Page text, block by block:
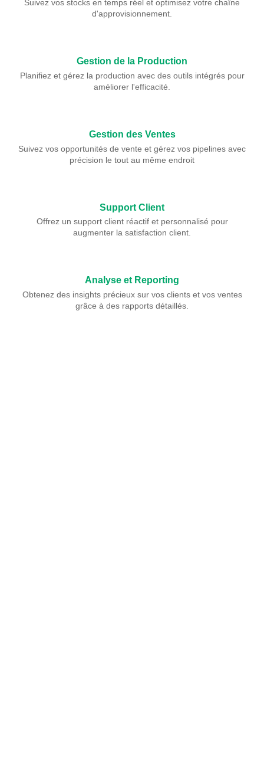
Suivez vos stocks en temps réel et optimisez votre chaîne
d'approvisionnement.
Gestion de la Production
Planifiez et gérez la production avec des outils intégrés pour
améliorer l'efficacité.
Gestion des Ventes
Suivez vos opportunités de vente et gérez vos pipelines avec
précision le tout au même endroit
Support Client
Offrez un support client réactif et personnalisé pour
augmenter la satisfaction client.
Analyse et Reporting
Obtenez des insights précieux sur vos clients et vos ventes
grâce à des rapports détaillés.